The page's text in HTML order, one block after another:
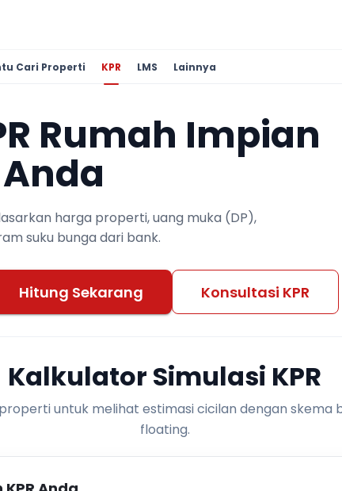
Cari Properti KPR LMS Lainnya
Rumah Impian
Anda
harga properti, uang muka (DP),
suku bunga dari bank.
Hitung Sekarang Konsultasi KPR
Kalkulator Simulasi KPR
untuk melihat estimasi cicilan dengan skema
floating.